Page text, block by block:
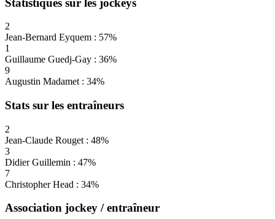
2
Jean-Bernard Eyquem : 57%
1
Guillaume Guedj-Gay : 36%
9
Augustin Madamet : 34%
Stats sur les entraîneurs
2
Jean-Claude Rouget : 48%
3
Didier Guillemin : 47%
7
Christopher Head : 34%
Association jockey / entraîneur